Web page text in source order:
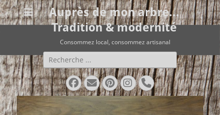
Auprès de mon arbre...
Tradition & modernité
Consommez local, consommez artisanal
Rechercher :
Facebook
E-
mail
Pinterest
Instagram
Tél